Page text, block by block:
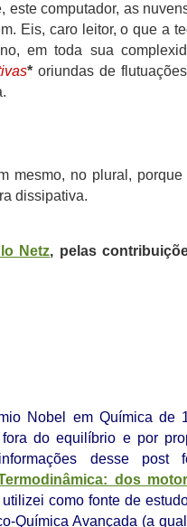
este computador, as
Eis, caro leitor, o que a
em toda sua
* oriundas de
mesmo, no plural,
dissipativa.
Netz, pelas
Nobel em Química de
do equilíbrio e por
desse post
dos
utilizei como fonte de
Química Avançada (a